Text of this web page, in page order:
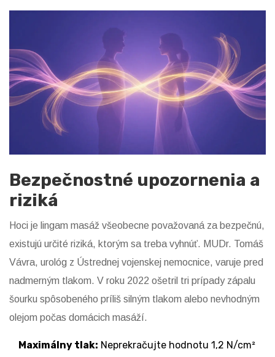
Bezpečnostné upozornenia a
riziká
Hoci je lingam masáž všeobecne považovaná za bezpečnú,
existujú určité riziká, ktorým sa treba vyhnúť. MUDr. Tomáš
Vávra, urológ z Ústrednej vojenskej nemocnice, varuje pred
nadmerným tlakom. V roku 2022 ošetril tri prípady zápalu
šourku spôsobeného príliš silným tlakom alebo nevhodným
olejom počas domácich masáží.
Maximálny tlak: Neprekračujte hodnotu 1,2 N/cm²